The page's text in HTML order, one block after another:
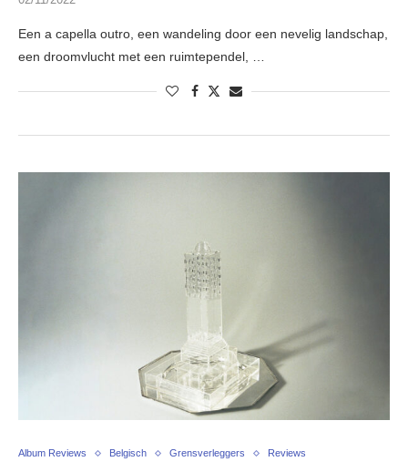
Een a capella outro, een wandeling door een nevelig landschap,
een droomvlucht met een ruimtependel, …
Album Reviews Belgisch Grensverleggers Reviews